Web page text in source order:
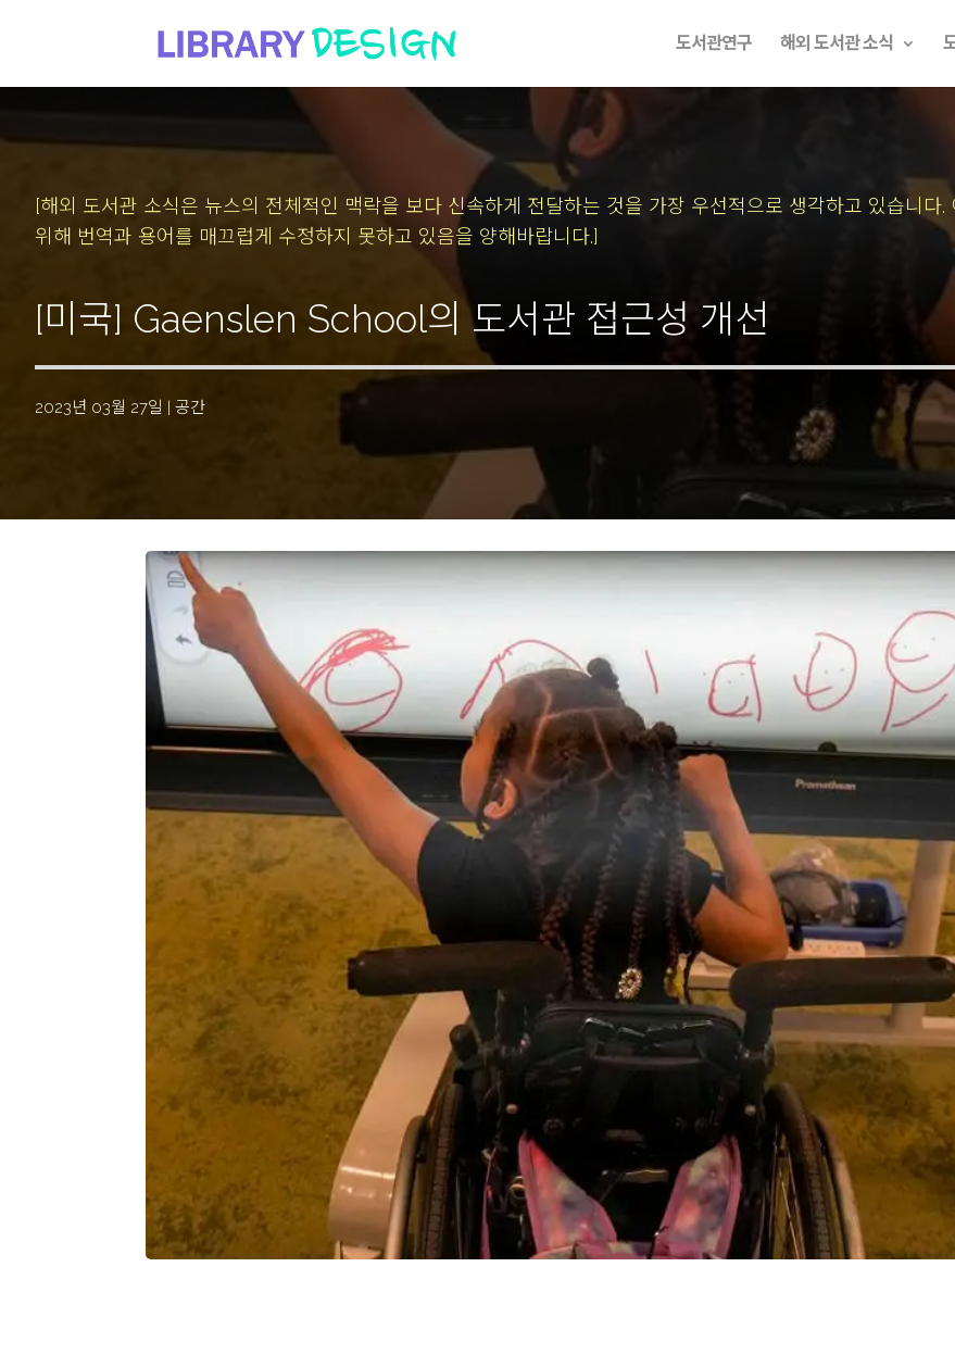
도서관연구 해외 도서관 소식
[해외 도서관 소식은 뉴스의 전체적인 맥락을 보다 신속하게 전달하는 것을 가장 우선적으로 생각하고 있습니다.
위해 번역과 용어를 매끄럽게 수정하지 못하고 있음을 양해바랍니다.]
[미국] Gaenslen School의 도서관 접근성 개선
2023년 03월 27일 | 공간